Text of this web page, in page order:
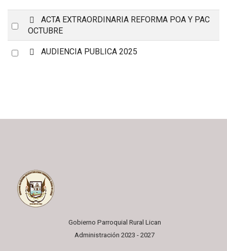
Select
an
item
p
d
f
ACTA EXTRAORDINARIA REFORMA POA Y PAC
OCTUBRE
Select
CAUDIENCIA PUBLICA 2025
Gobierno Parroquial Rural Lican
Administración 2023 - 2027